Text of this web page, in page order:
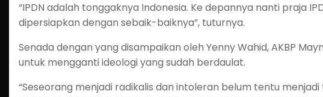
“IPDN adalah tonggaknya Indonesia. Ke depannya nanti praja
dipersiapkan dengan sebaik-baiknya”, tuturnya.
Senada dengan yang disampaikan oleh Yenny Wahid, AKBP
untuk mengganti ideologi yang sudah berdaulat.
“Seseorang menjadi radikalis dan intoleran belum tentu